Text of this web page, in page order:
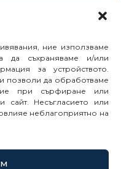
ние използваме
да съхраняваме и/или
за устройството.
позволи да обработваме
при сърфиране или
сайт. Несъгласието или
неблагоприятно на